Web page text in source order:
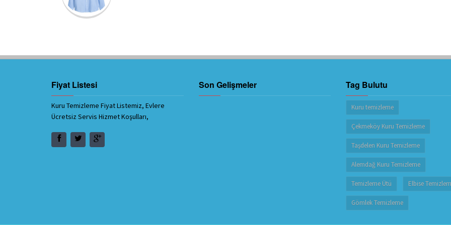
Fiyat Listesi
Kuru Temizleme Fiyat Listemiz, Evlere
Ücretsiz Servis Hizmet Koşulları,
Son Gelişmeler Tag Bulutu
Kuru temizleme
Çekmeköy Kuru Temizleme
Taşdelen Kuru Temizleme
Alemdağ Kuru Temizleme
Temizleme Ütü Elbise
Gömlek Temizleme